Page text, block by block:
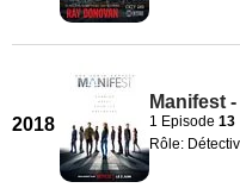
2018
Manifest
1 Episode 13
Rôle: